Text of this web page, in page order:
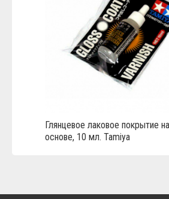
Глянцевое лаковое покрытие
основе, 10 мл. Tamiya